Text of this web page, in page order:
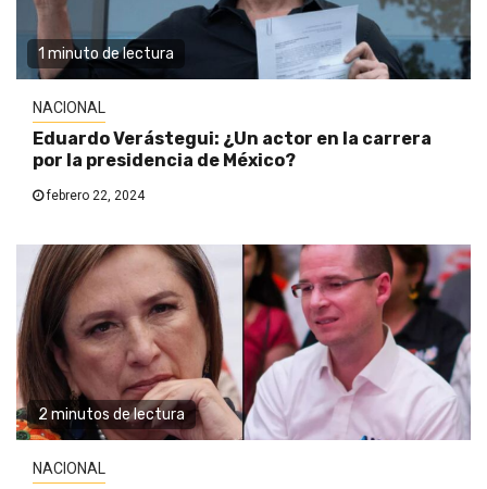
1 minuto de lectura
NACIONAL
Eduardo Verástegui: ¿Un actor en la carrera
por la presidencia de México?
febrero 22, 2024
2 minutos de lectura
NACIONAL